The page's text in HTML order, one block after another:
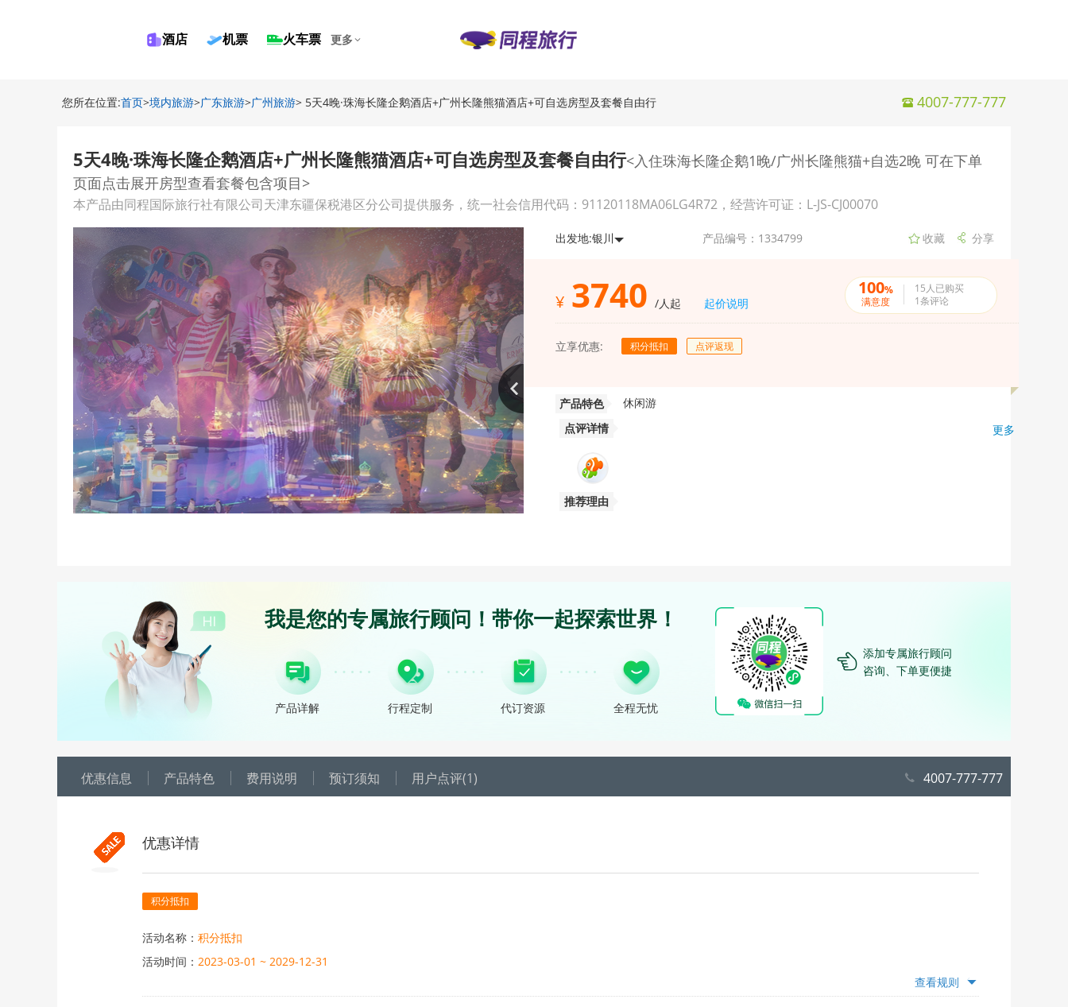
酒店 机票 火车票 更多
您所在位置:首页>境内旅游>广东旅游>广州旅游> 5天4晚·珠海长隆企鹅酒店+广州长隆熊猫酒店+可自选房型及套餐自由行 4007-777-777
5天4晚·珠海长隆企鹅酒店+广州长隆熊猫酒店+可自选房型及套餐自由行<入住珠海长隆企鹅1晚/广州长隆熊猫+自选2晚 可在下单
页面点击展开房型查看套餐包含项目>
本产品由同程国际旅行社有限公司天津东疆保税港区分公司提供服务，统一社会信用代码：91120118MA06LG4R72，经营许可证：L-JS-CJ00070
出发地:银川 产品编号：1334799
¥ 3740 /人起 起价说明
100%
满意度
15人已购买
1条评论
立享优惠: 积分抵扣 点评返现
产品特色
休闲游
点评详情
更多
推荐理由
我是您的专属旅行顾问！带你一起探索世界！
产品详解 行程定制 代订资源 全程无忧
添加专属旅行顾问
咨询、下单更便捷
优惠信息 产品特色 费用说明 预订须知 用户点评(1) 4007-777-777
优惠详情
积分抵扣
活动名称： 积分抵扣
活动时间： 2023-03-01 ~ 2029-12-31
查看规则